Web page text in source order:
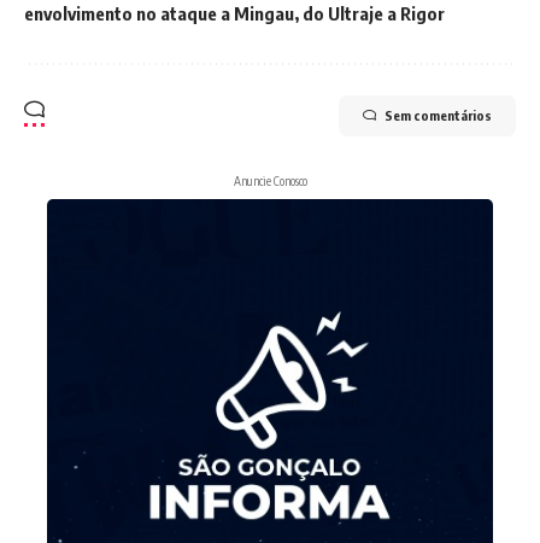
envolvimento no ataque a Mingau, do Ultraje a Rigor
Sem comentários
Anuncie Conosco